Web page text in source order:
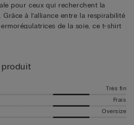
pour ceux qui recherchent la
à l’alliance entre la respirabilité
de la soie, ce t-shirt
un confort absolu, quelle que soit
De par ses caractéristiques, ce
un look casual et soigné.
m et porte une taille L
produit
Très fin
Frais
Oversize